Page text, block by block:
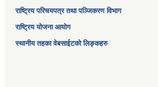
राष्ट्रिय परिचयपत्र तथा पञ्जिकरण विभाग
राष्ट्रिय योजना आयोग
स्थानीय तहका वेबसाईटको लिङ्कहरु